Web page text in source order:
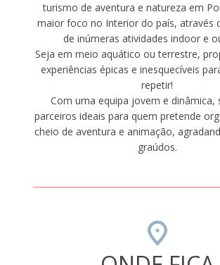
turismo de aventura e natureza em
maior foco no Interior do país, através
de inúmeras atividades indoor e
Seja em meio aquático ou terrestre,
experiências épicas e inesquecíveis
repetir!
Com uma equipa jovem e dinâmica,
parceiros ideais para quem pretende
cheio de aventura e animação,
graúdos.